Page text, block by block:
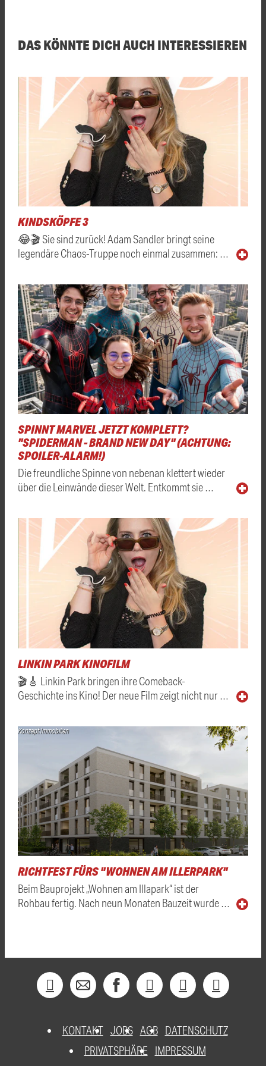
DAS KÖNNTE DICH AUCH INTERESSIEREN
KINDSKÖPFE 3
😂🎬 Sie sind zurück! Adam Sandler bringt seine
legendäre Chaos-Truppe noch einmal zusammen: …
SPINNT MARVEL JETZT KOMPLETT?
"SPIDERMAN - BRAND NEW DAY" (ACHTUNG:
SPOILER-ALARM!)
Die freundliche Spinne von nebenan klettert wieder
über die Leinwände dieser Welt. Entkommt sie …
LINKIN PARK KINOFILM
🎬🎸 Linkin Park bringen ihre Comeback-
Geschichte ins Kino! Der neue Film zeigt nicht nur …
Konzept Immobilien
RICHTFEST FÜRS "WOHNEN AM ILLERPARK"
Beim Bauprojekt „Wohnen am Illapark“ ist der
Rohbau fertig. Nach neun Monaten Bauzeit wurde …
KONTAKT JOBS AGB DATENSCHUTZ
PRIVATSPHÄRE
IMPRESSUM